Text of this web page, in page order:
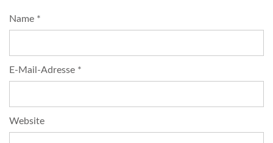
Name *
E-Mail-Adresse *
Website